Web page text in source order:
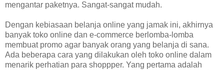
mengantar paketnya. Sangat-sangat mudah.
Dengan kebiasaan belanja online yang jamak ini, akhirnya
banyak toko online dan e-commerce berlomba-lomba
membuat promo agar banyak orang yang belanja di sana.
Ada beberapa cara yang dilakukan oleh toko online dalam
menarik perhatian para shoppper. Yang pertama adalah